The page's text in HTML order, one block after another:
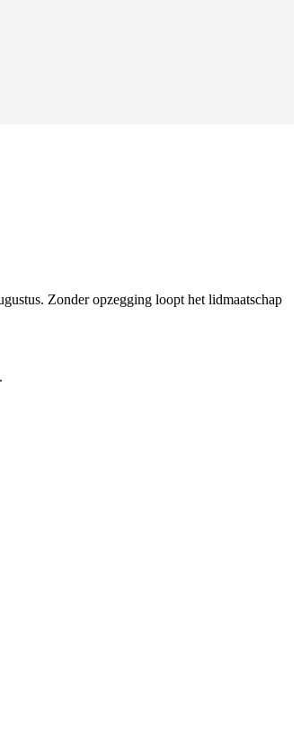
Zonder opzegging loopt het lidmaatschap